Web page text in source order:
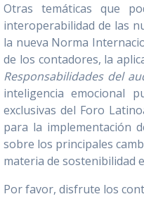
Otras temáticas que
interoperabilidad de las
la nueva Norma
de los contadores, la
Responsabilidades del
inteligencia emocional
exclusivas del Foro
para la implementación
sobre los principales
materia de sostenibilidad
Por favor, disfrute los